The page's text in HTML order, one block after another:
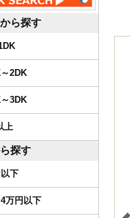
ら探す
2DK
3DK
上
探す
下
万円以下